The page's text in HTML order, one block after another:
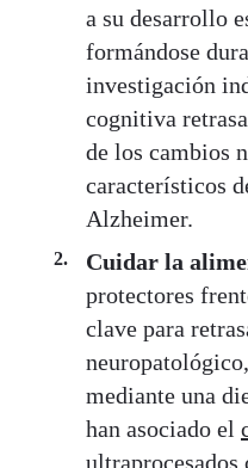
a su desarrollo
formándose
investigación
cognitiva
de los cambios
característicos
Alzheimer.
Cuidar la
protectores
clave para
mediante una
han asociado el
ultraprocesados